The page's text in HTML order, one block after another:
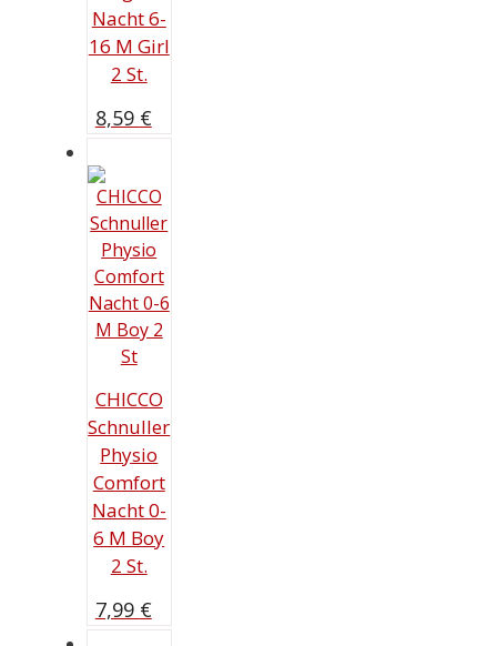
Nacht 6-
16 M Girl
2 St.
8,59 €
CHICCO
Schnuller
Physio
Comfort
Nacht 0-
6 M Boy
2 St.
7,99 €